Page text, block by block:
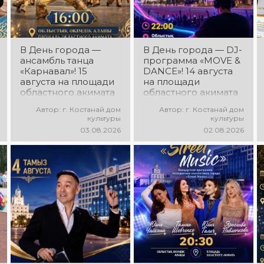
В День города —
ансамбль танца
«Карнавал»! 15
августа на площади
областного акимата
концертная
ансамбля танца
«Карнавал»!
ансамбля — Шамиль
Фахрутдинов. Вас
ждут зрелищные
хореографические
постановки, яркие
образы,
зажигательные
ритмы и
праздничное
Автор: г. Костанай дом
культуры
03.08.2026
В День города — DJ-
программа «MOVE &
DANCE»! 14 августа
на площади
областного акимата
праздничная DJ-
программа! Вас ждут
современные
музыкальные хиты,
зажигательные
ритмы, мощная
энергия и яркие
эмоции!
Автор: г. Костанай дом
культуры
02.08.2026